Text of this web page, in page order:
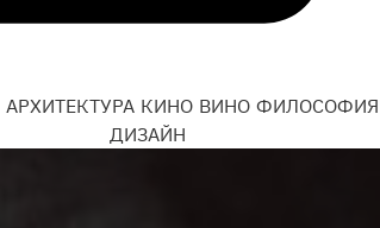
АРХИТЕКТУРА КИНО ВИНО ФИЛОСОФИЯ
ДИЗАЙН